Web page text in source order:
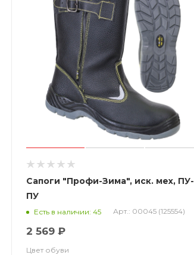
Сапоги "Профи-Зима", иск. мех, ПУ-
ПУ
Есть в наличии: 45 Арт.: 00045 (125554)
2 569 ₽
Цвет обуви